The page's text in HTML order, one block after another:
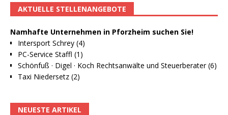
AKTUELLE STELLENANGEBOTE
Namhafte Unternehmen in Pforzheim suchen Sie!
Intersport Schrey (4)
PC-Service Staffl (1)
Schönfuß · Digel · Koch Rechtsanwälte und Steuerberater (6)
Taxi Niedersetz (2)
NEUESTE ARTIKEL